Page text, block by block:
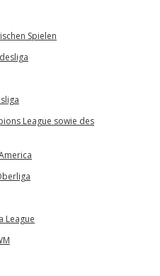
Spielen
League sowie des
League